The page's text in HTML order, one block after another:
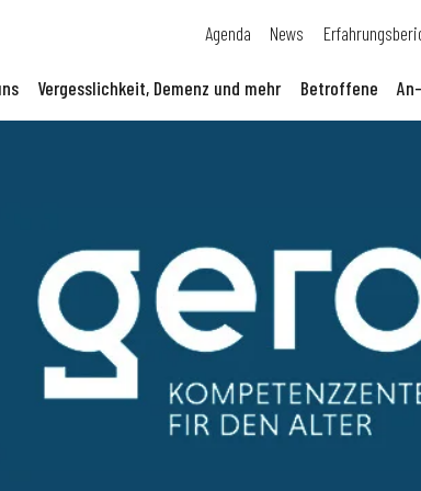
Agenda News
Vergesslichkeit, Demenz und mehr Betroffene